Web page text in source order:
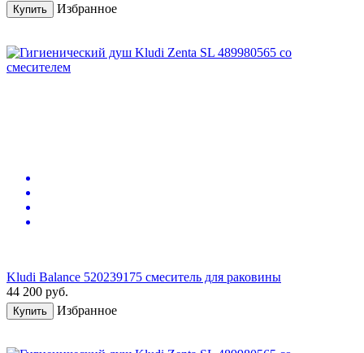
Купить Избранное
Kludi Balance 520239175 смеситель для раковины
44 200 руб.
Купить Избранное